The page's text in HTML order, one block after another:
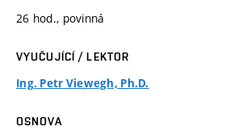
26 hod., povinná
VYUČUJÍCÍ / LEKTOR
Ing. Petr Viewegh, Ph.D.
OSNOVA